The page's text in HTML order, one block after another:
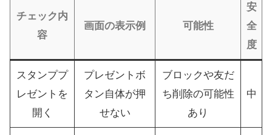
チェック内
容
画面の表示例 可能性
安
全
度
スタンププ
レゼントを
開く
プレゼントボ
タン自体が押
せない
ブロックや友だ
ち削除の可能性
あり
中